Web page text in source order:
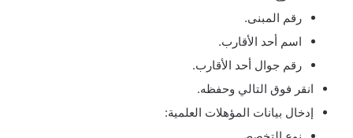
رقم المبنى.
اسم أحد الأقارب.
رقم جوال أحد الأقارب.
انقر فوق التالي وحفظه.
إدخال بيانات المؤهلات العلمية: